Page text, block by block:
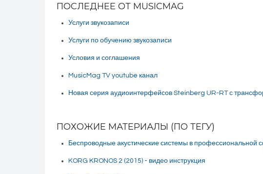
ПОСЛЕДНЕЕ ОТ MUSICMAG
Услуги звукозаписи
Услуги по обучению звукозаписи
Условия и соглашения
MusicMag TV youtube канал
Новая серия аудиоинтерфейсов Steinberg UR-RT с
ПОХОЖИЕ МАТЕРИАЛЫ (ПО ТЕГУ)
Беспроводные акустические системы в профессиональной
KORG KRONOS 2 (2015) - видео инструкция